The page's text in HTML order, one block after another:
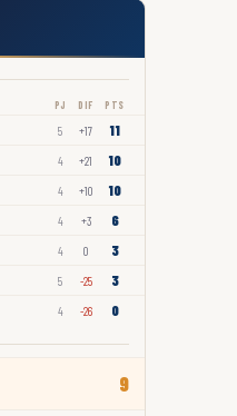
PJ DIF PTS
5 +17 11
4 +21 10
4 +10 10
4 +3 6
4 0 3
5 -25 3
4 -26 0
9